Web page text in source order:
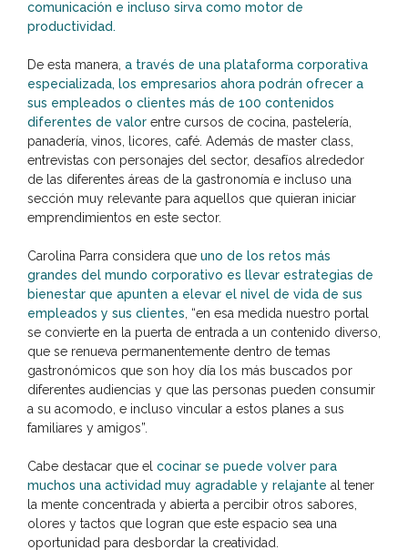
comunicación e incluso sirva como motor de
productividad.
De esta manera, a través de una plataforma corporativa
especializada, los empresarios ahora podrán ofrecer a
sus empleados o clientes más de 100 contenidos
diferentes de valor entre cursos de cocina, pastelería,
panadería, vinos, licores, café. Además de master class,
entrevistas con personajes del sector, desafíos alrededor
de las diferentes áreas de la gastronomía e incluso una
sección muy relevante para aquellos que quieran iniciar
emprendimientos en este sector.
Carolina Parra considera que uno de los retos más
grandes del mundo corporativo es llevar estrategias de
bienestar que apunten a elevar el nivel de vida de sus
empleados y sus clientes, “en esa medida nuestro portal
se convierte en la puerta de entrada a un contenido diverso,
que se renueva permanentemente dentro de temas
gastronómicos que son hoy día los más buscados por
diferentes audiencias y que las personas pueden consumir
a su acomodo, e incluso vincular a estos planes a sus
familiares y amigos”.
Cabe destacar que el cocinar se puede volver para
muchos una actividad muy agradable y relajante al tener
la mente concentrada y abierta a percibir otros sabores,
olores y tactos que logran que este espacio sea una
oportunidad para desbordar la creatividad.